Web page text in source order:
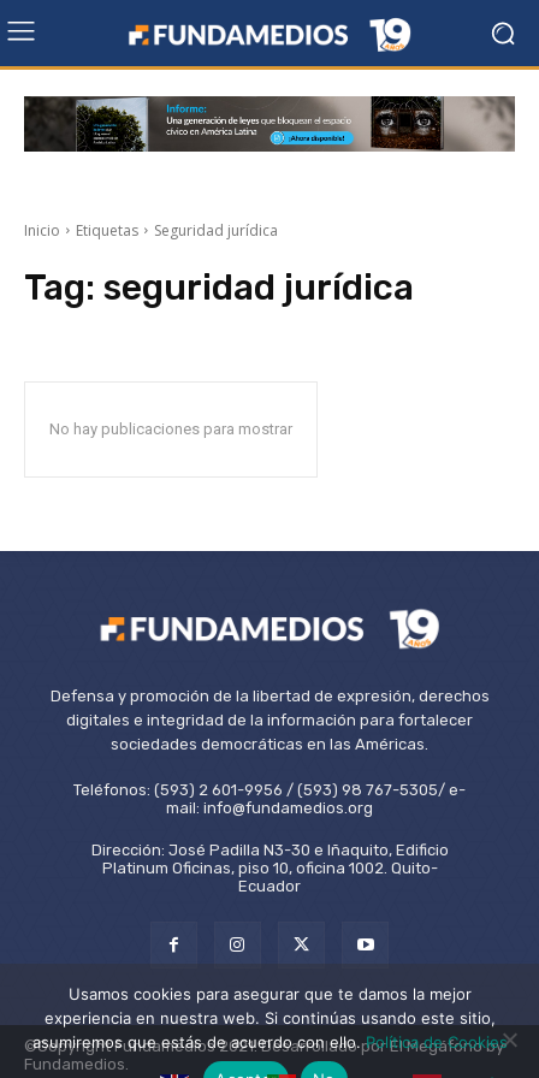
Inicio Etiquetas Seguridad jurídica
Tag: seguridad jurídica
No hay publicaciones para mostrar
Defensa y promoción de la libertad de expresión, derechos
digitales e integridad de la información para fortalecer
sociedades democráticas en las Américas.
Teléfonos: (593) 2 601-9956 / (593) 98 767-5305/ e-
mail: info@fundamedios.org
Dirección: José Padilla N3-30 e Iñaquito, Edificio
Platinum Oficinas, piso 10, oficina 1002. Quito-
Ecuador
©Copyright Fundamedios 2021. Desarrollado por El Megáfono by
Fundamedios.
Usamos cookies para asegurar que te damos la mejor
experiencia en nuestra web. Si continúas usando este sitio,
asumiremos que estás de acuerdo con ello.Política de Cookies